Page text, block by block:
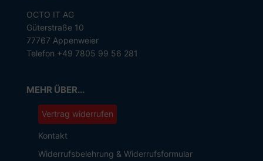
OCTO IT AG
Güterstraße 10
77767 Appenweier
Telefon +49 7805 99 56 281
MEHR ÜBER...
Vertrag widerrufen
Kontakt
Widerrufsbelehrung & Widerrufsformular